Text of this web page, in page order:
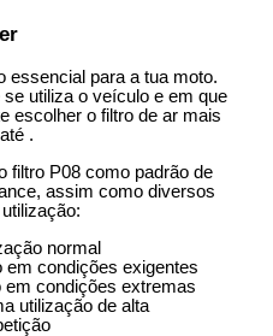
essencial para a tua moto.
utiliza o veículo e em que
escolher o filtro de ar mais
.
filtro P08 como padrão de
assim como diversos
normal
em condições exigentes
em condições extremas
utilização de alta